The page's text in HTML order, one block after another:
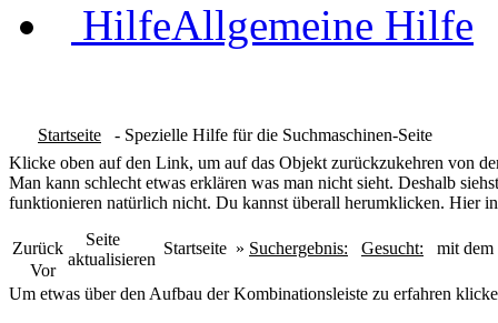
HilfeAllgemeine Hilfe
Startseite
- Spezielle Hilfe für die Suchmaschinen-Seite
Klicke oben auf den Link, um auf das Objekt zurückzukehren von
Man kann schlecht etwas erklären was man nicht sieht. Deshalb
funktionieren natürlich nicht. Du kannst überall herumklicken. Hier
Zurück
Vor
Seite
aktualisieren
Startseite » Suchergebnis: Gesucht: mit
Um etwas über den Aufbau der Kombinationsleiste zu erfahren